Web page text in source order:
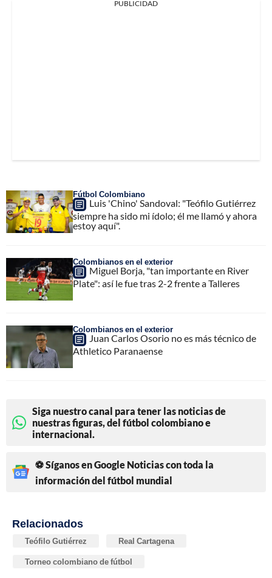
PUBLICIDAD
Fútbol Colombiano
Luis 'Chino' Sandoval: "Teófilo Gutiérrez
siempre ha sido mi ídolo; él me llamó y ahora
estoy aquí".
Colombianos en el exterior
Miguel Borja, "tan importante en River
Plate": así le fue tras 2-2 frente a Talleres
Colombianos en el exterior
Juan Carlos Osorio no es más técnico de
Athletico Paranaense
Siga nuestro canal para tener las noticias de
nuestras figuras, del fútbol colombiano e
internacional.
⚽ Síganos en Google Noticias con toda la
información del fútbol mundial
Relacionados
Teófilo Gutiérrez Real Cartagena
Torneo colombiano de fútbol